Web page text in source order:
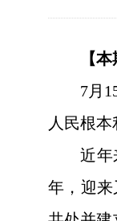
【
7月
人民根
近年
年，迎